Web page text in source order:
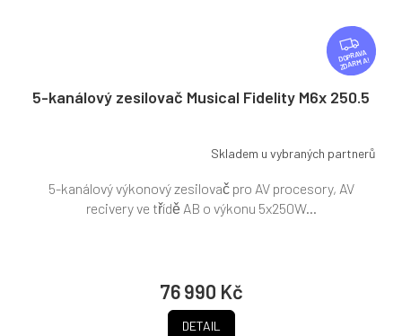
Z
D
A
R
ZDARMA
5-kanálový zesilovač Musical Fidelity M6x 250.5
Skladem u vybraných partnerů
76 990 Kč
DETAIL
5-kanálový výkonový zesilovač pro AV procesory, AV
recivery ve třídě AB o výkonu 5x250W...